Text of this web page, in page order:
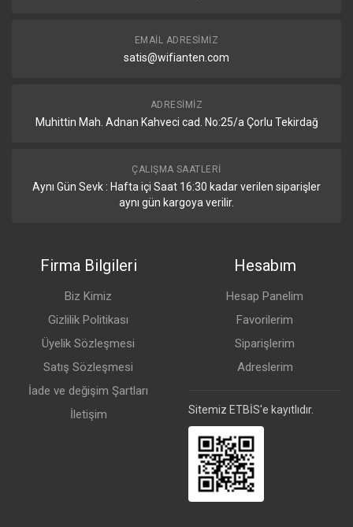
EMAIL ADRESIMIZ
satis@wifianten.com
ADRESIMIZ
Muhittin Mah. Adnan Kahveci cad. No:25/a Çorlu Tekirdağ
ÇALIŞMA SAATLERI
Aynı Gün Sevk : Hafta içi Saat 16:30 kadar verilen siparişler
aynı gün kargoya verilir.
Firma Bilgileri
Biz Kimiz
Gizlilik Politikası
Üyelik Sözleşmesi
Satış Sözleşmesi
İade ve değişim Şartları
İletişim
Hesabım
Hesap Panelim
Favorilerim
Siparişlerim
Adreslerim
Sitemiz ETBİS'e kayıtlıdır.